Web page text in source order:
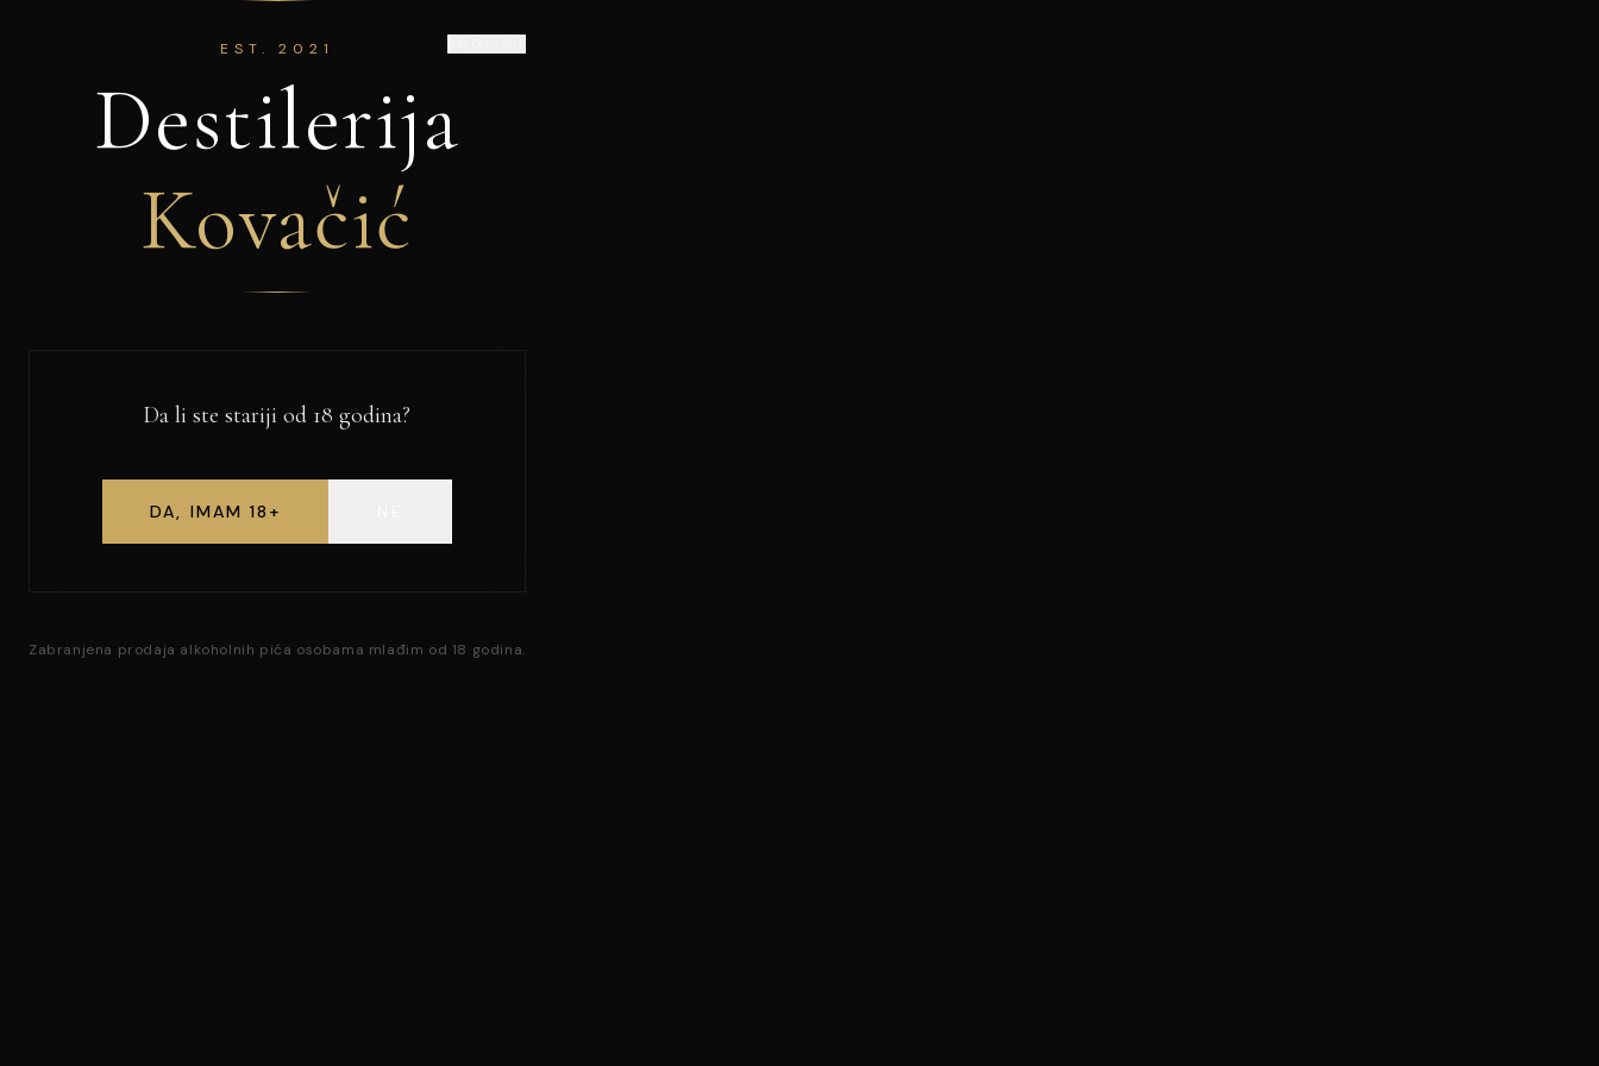
EST. 2021
Destilerija
Kovačić
Da li ste stariji od 18 godina?
DA, IMAM 18+
Zabranjena prodaja alkoholnih pića osobama mlađim od 18 godina.